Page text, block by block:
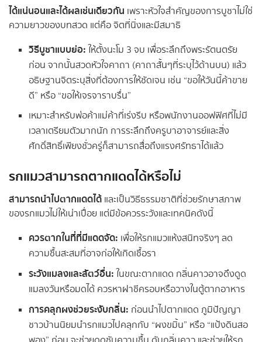
ได้แน่นอนและได้ผลเช่นเดียวกัน เพราะหัวใจสำคัญของการบูชาไม่ใช่
ความยาวของบทสวด แต่คือ จิตที่นิ่งและมีสมาธิ
วิธีบูชาแบบย่อ: ให้ตั้งนะโม 3 จบ เพื่อระลึกถึงพระรัตนตรัย
ก่อน จากนั้นสวดหัวใจคาถา (คาถาสั้นๆที่ระบุไว้ด้านบน) แล้ว
อธิษฐานจิตระบุสิ่งที่ต้องการให้ชัดเจน เช่น “ขอให้วันนี้ค้าขาย
ดี” หรือ “ขอให้เจรจาราบรื่น”
เหมาะสำหรับพ่อค้าแม่ค้าที่เร่งรีบ หรือพนักงานออฟฟิศที่ไม่มี
เวลาเตรียมตัวมากนัก การระลึกถึงครูบาอาจารย์และสิ่ง
ศักดิ์สิทธิ์เพียงชั่วครู่ก็สามารถสื่อถึงแรงศรัทธาได้แล้ว
รกแมวสามารถตากแดดได้หรือไม่
สามารถนำไปตากแดดได้ และเป็นวิธีธรรมชาติที่ช่วยรักษาสภาพ
ของรกแมวไม่ให้เน่าเปื่อย แต่มีข้อควรระวังและเทคนิคดังนี้
ควรตากในที่ที่มีแดดจัด: เพื่อให้รกแมวแห้งสนิทจริงๆ ลด
ความชื้นสะสมที่อาจก่อให้เกิดเชื้อรา
ระวังแมลงและสัตว์อื่น: ในขณะตากแดด กลิ่นคาวอาจดึงดูด
แมลงวันหรือมดได้ ควรหาฝาชีครอบหรือวางในตู้ตากอาหาร
การคลุกผงช่วยระงับกลิ่น: ก่อนนำไปตากแดด ภูมิปัญญา
ชาวบ้านนิยมนำรกแมวไปคลุกกับ “ผงขมิ้น” หรือ “แป้งดินสอ